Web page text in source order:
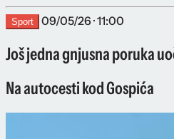
Sport 09/05/26 · 11:00
Još jedna gnjusna poruka
Na autocesti kod Gospića